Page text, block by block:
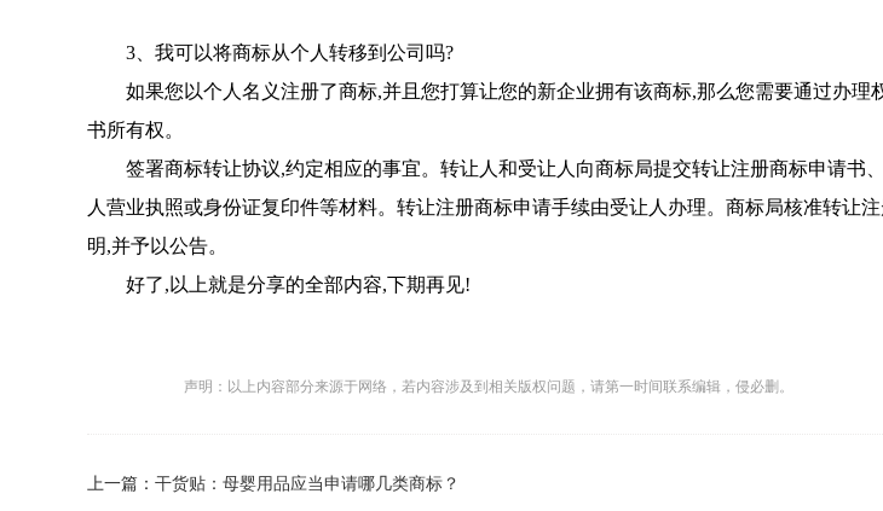
3、我可以将商标从个人转移到公司吗?
如果您以个人名义注册了商标,并且您打算让您的新企业拥有该商标,那么您需要通过办理
书所有权。
签署商标转让协议,约定相应的事宜。转让人和受让人向商标局提交转让注册商标申请书
人营业执照或身份证复印件等材料。转让注册商标申请手续由受让人办理。商标局核准转让
明,并予以公告。
好了,以上就是分享的全部内容,下期再见!
声明：以上内容部分来源于网络，若内容涉及到相关版权问题，请第一时间联系编辑，侵必删。
上一篇： 干货贴：母婴用品应当申请哪几类商标？